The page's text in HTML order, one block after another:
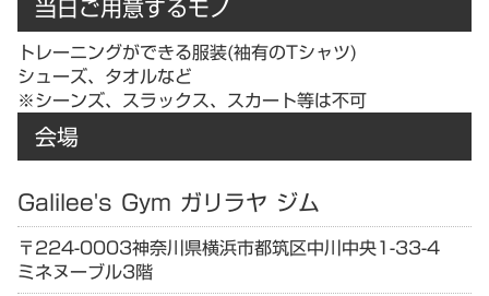
トレーニングができる服装(袖有のTシャツ)
シューズ、タオルなど
※シーンズ、スラックス、スカート等は不可
会場
Galilee's Gym ガリラヤ ジム
〒224-0003神奈川県横浜市都筑区中川中央1-33-4
ミネヌーブル3階